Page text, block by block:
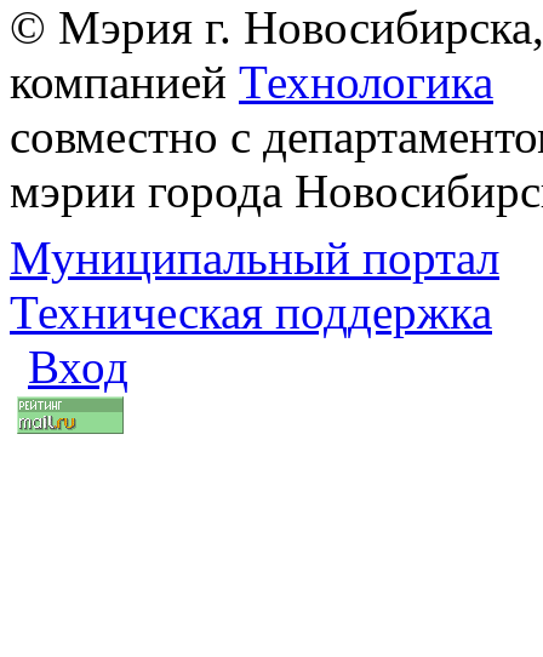
© Мэрия г.
компанией Технологика
совместно с
мэрии города
Муниципальный портал
Техническая поддержка
Вход